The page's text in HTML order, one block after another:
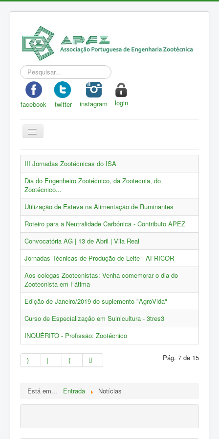
Pesquisar...
facebook twitter instagram login
Toggle
Navigation
APEZ
A Zootecnia
Notícias
Eventos
ZOOTEC
RPZ
Loja
Contactos
Sócios
III Jornadas Zootécnicas do ISA
Dia do Engenheiro Zootécnico, da Zootecnia, do
Zootécnico...
Utilização de Esteva na Alimentação de Ruminantes
Roteiro para a Neutralidade Carbónica - Contributo APEZ
Convocatória AG | 13 de Abril | Vila Real
Jornadas Técnicas de Produção de Leite - AFRICOR
Aos colegas Zootecnistas: Venha comemorar o dia do
Zootecnista em Fátima
Edição de Janeiro/2019 do suplemento "AgroVida"
Curso de Especialização em Suinicultura - 3tres3
INQUÉRITO - Profissão: Zootécnico
Pág. 7 de 15
Está em... Entrada Notícias